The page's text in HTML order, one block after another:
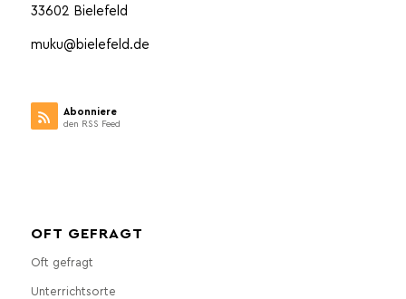
33602 Bielefeld
muku@bielefeld.de
Abonniere
den RSS Feed
OFT GEFRAGT
Oft gefragt
Unterrichtsorte